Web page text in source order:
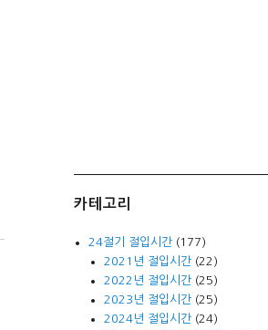
카테고리
24절기 절입시간 (177)
2021년 절입시간(22)
2022년 절입시간(25)
2023년 절입시간(25)
2024년 절입시간(24)